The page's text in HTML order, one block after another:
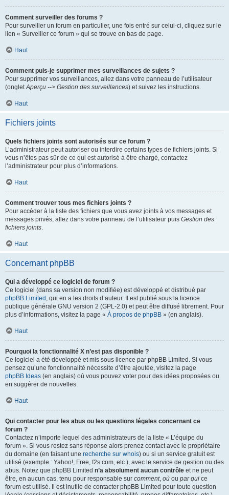
Comment surveiller des forums ?
Pour surveiller un forum en particulier, une fois entré sur celui-ci, cliquez sur le
lien « Surveiller ce forum » qui se trouve en bas de page.
Haut
Comment puis-je supprimer mes surveillances de sujets ?
Pour supprimer vos surveillances, allez dans votre panneau de l’utilisateur
(ongletAperçu --> Gestion des surveillances) et suivez les instructions.
Haut
Fichiers joints
Quels fichiers joints sont autorisés sur ce forum ?
L’administrateur peut autoriser ou interdire certains types de fichiers joints. Si
vous n’êtes pas sûr de ce qui est autorisé à être chargé, contactez
l’administrateur pour plus d’informations.
Haut
Comment trouver tous mes fichiers joints ?
Pour accéder à la liste des fichiers que vous avez joints à vos messages et
messages privés, allez dans votre panneau de l’utilisateur puis Gestion des
fichiers joints.
Haut
Concernant phpBB
Qui a développé ce logiciel de forum ?
Ce logiciel (dans sa version non modifiée) est développé et distribué par
phpBB Limited , qui en a les droits d’auteur. Il est publié sous la licence
publique générale GNU version 2 (GPL-2.0) et peut être diffusé librement. Pour
plus d’informations, visitez la page « À propos de phpBB » (en anglais).
Haut
Pourquoi la fonctionnalité X n’est pas disponible ?
Ce logiciel a été développé et mis sous licence par phpBB Limited. Si vous
pensez qu’une fonctionnalité nécessite d’être ajoutée, visitez la page
phpBB Ideas (en anglais) où vous pouvez voter pour des idées proposées ou
en suggérer de nouvelles.
Haut
Qui contacter pour les abus ou les questions légales concernant ce
forum ?
Contactez n’importe lequel des administrateurs de la liste « L’équipe du
forum ». Si vous restez sans réponse alors prenez contact avec le propriétaire
du domaine (en faisant une recherche sur whois) ou si un service gratuit est
utilisé (exemple : Yahoo!, Free, f2s.com, etc.), avec le service de gestion ou des
abus. Notez que phpBB Limited n’a absolument aucun contrôle et ne peut
être, en aucun cas, tenu pour responsable sur comment, où ou par qui ce
forum est utilisé. Il est inutile de contacter phpBB Limited pour toute question